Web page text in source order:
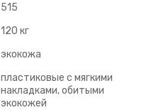
515
120 кг
экокожа
пластиковые с мягкими
накладками, обитыми
экокожей